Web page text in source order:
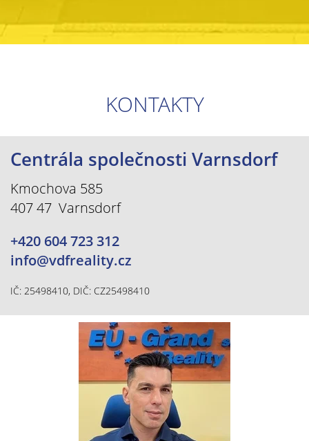
KONTAKTY
Centrála společnosti Varnsdorf
Kmochova 585
407 47 Varnsdorf
+420 604 723 312
info@vdfreality.cz
IČ: 25498410, DIČ: CZ25498410